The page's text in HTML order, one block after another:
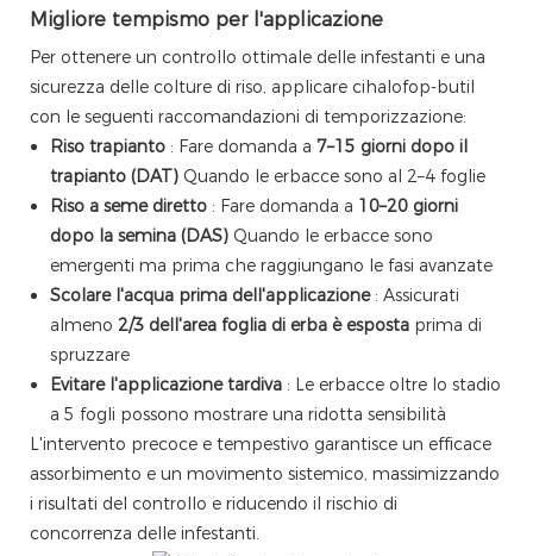
Migliore tempismo per l'applicazione
Per ottenere un controllo ottimale delle infestanti e una
sicurezza delle colture di riso, applicare cihalofop-butil
con le seguenti raccomandazioni di temporizzazione:
Riso trapianto : Fare domanda a 7–15 giorni dopo il
trapianto (DAT) Quando le erbacce sono al 2–4 foglie
Riso a seme diretto : Fare domanda a 10–20 giorni
dopo la semina (DAS) Quando le erbacce sono
emergenti ma prima che raggiungano le fasi avanzate
Scolare l'acqua prima dell'applicazione : Assicurati
almeno 2/3 dell'area foglia di erba è esposta prima di
spruzzare
Evitare l'applicazione tardiva : Le erbacce oltre lo stadio
a 5 fogli possono mostrare una ridotta sensibilità
L'intervento precoce e tempestivo garantisce un efficace
assorbimento e un movimento sistemico, massimizzando
i risultati del controllo e riducendo il rischio di
concorrenza delle infestanti.